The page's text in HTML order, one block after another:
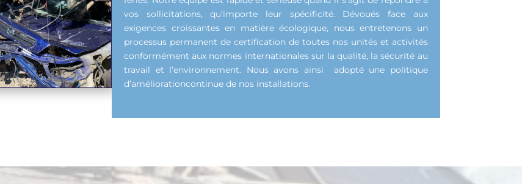
vos sollicitations, qu’importe leur spécificité. Dévoués face aux
exigences croissantes en matière écologique, nous entretenons un
processus permanent de certification de toutes nos unités et activités
conformément aux normes internationales sur la qualité, la sécurité au
travail et l’environnement. Nous avons ainsi adopté une politique
d’améliorationcontinue de nos installations.